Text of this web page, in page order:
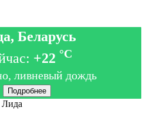
Беларусь
+22 °C
ливневый дождь
Подробнее
Лида